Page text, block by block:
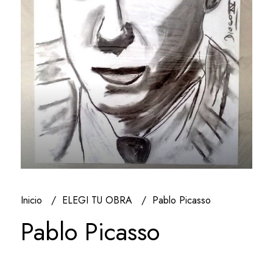
Inicio ELEGI TU OBRA Pablo Picasso
Pablo Picasso